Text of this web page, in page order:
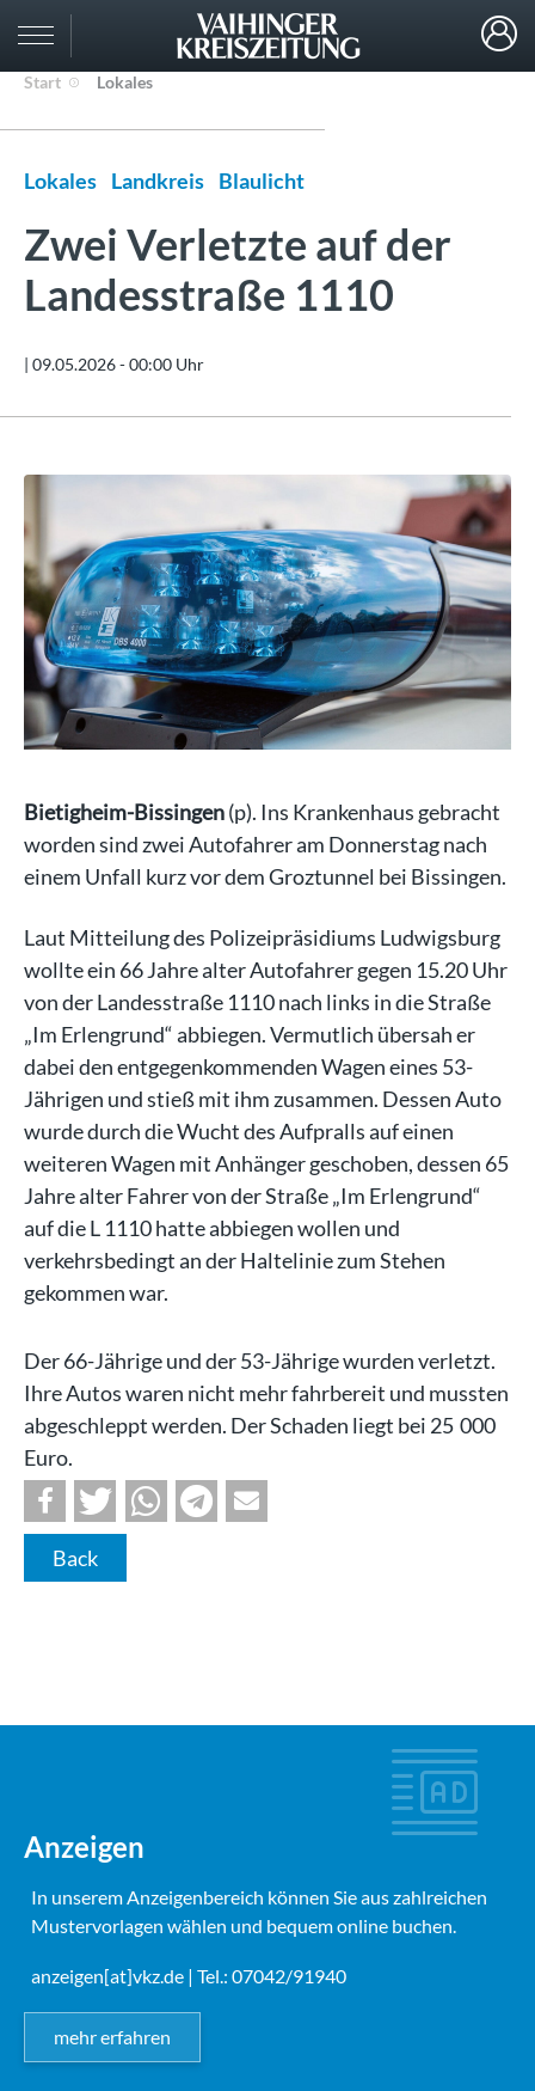
Start Lokales
Lokales Landkreis Blaulicht
Zwei Verletzte auf der
Landesstraße 1110
| 09.05.2026 - 00:00 Uhr
Bietigheim-Bissingen(p). Ins Krankenhaus gebracht
worden sind zwei Autofahrer am Donnerstag nach
einem Unfall kurz vor dem Groztunnel bei Bissingen.
Laut Mitteilung des Polizeipräsidiums Ludwigsburg
wollte ein 66 Jahre alter Autofahrer gegen 15.20 Uhr
von der Landesstraße 1110 nach links in die Straße
„Im Erlengrund“ abbiegen. Vermutlich übersah er
dabei den entgegenkommenden Wagen eines 53-
Jährigen und stieß mit ihm zusammen. Dessen Auto
wurde durch die Wucht des Aufpralls auf einen
weiteren Wagen mit Anhänger geschoben, dessen 65
Jahre alter Fahrer von der Straße „Im Erlengrund“
auf die L 1110 hatte abbiegen wollen und
verkehrsbedingt an der Haltelinie zum Stehen
gekommen war.
Der 66-Jährige und der 53-Jährige wurden verletzt.
Ihre Autos waren nicht mehr fahrbereit und mussten
abgeschleppt werden. Der Schaden liegt bei 25 000
Euro.
Back
Anzeigen
In unserem Anzeigenbereich können Sie aus zahlreichen
Mustervorlagen wählen und bequem online buchen.
anzeigen[at]vkz.de | Tel.: 07042/91940
mehr erfahren